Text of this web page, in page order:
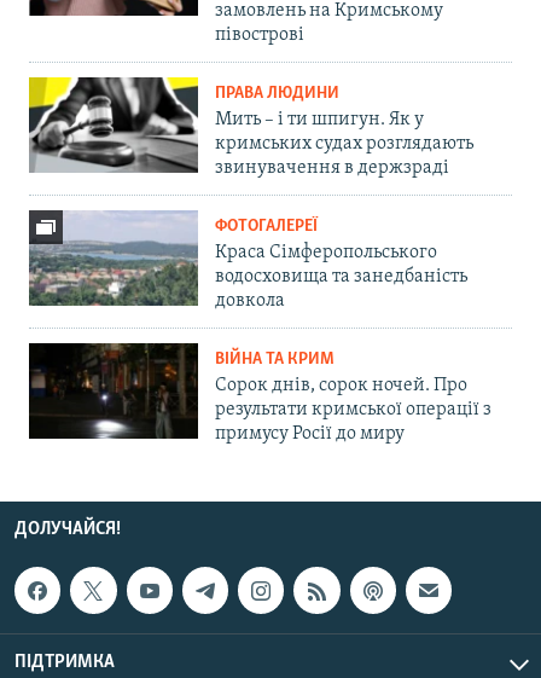
замовлень на Кримському
півострові
ПРАВА ЛЮДИНИ
Мить – і ти шпигун. Як у
кримських судах розглядають
звинувачення в держзраді
ФОТОГАЛЕРЕЇ
Краса Сімферопольського
водосховища та занедбаність
довкола
ВІЙНА ТА КРИМ
Сорок днів, сорок ночей. Про
результати кримської операції з
примусу Росії до миру
ДОЛУЧАЙСЯ!
ПІДТРИМКА